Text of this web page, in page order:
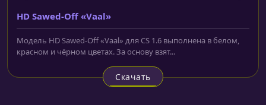
HD Sawed-Off «Vaal»
Модель HD Sawed-Off «Vaal» для CS 1.6 выполнена в белом,
красном и чёрном цветах. За основу взят...
Скачать